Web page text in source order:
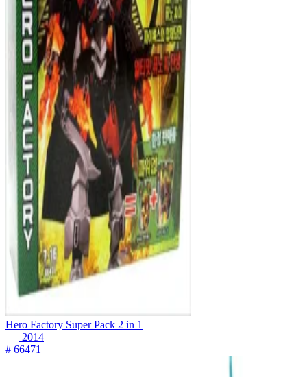
Hero Factory Super Pack 2 in 1
2014
# 66471